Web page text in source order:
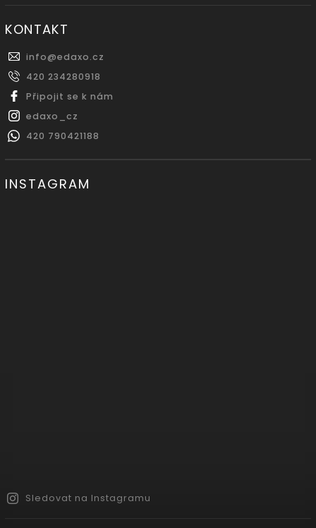
KONTAKT
info@edaxo.cz
420 234280918
Připojit se k nám
edaxo_cz
420 790421188
INSTAGRAM
Sledovat na Instagramu